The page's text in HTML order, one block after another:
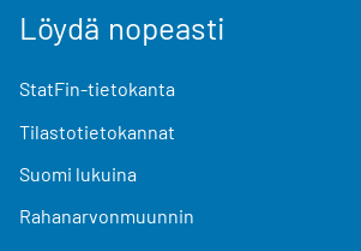
Löydä nopeasti
StatFin-tietokanta
Tilastotietokannat
Suomi lukuina
Rahanarvonmuunnin